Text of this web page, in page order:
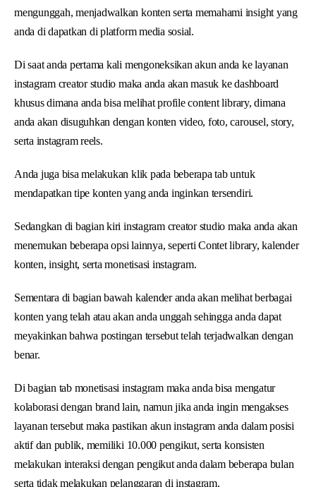
mengunggah, menjadwalkan konten serta memahami insight yang
anda di dapatkan di platform media sosial.
Di saat anda pertama kali mengoneksikan akun anda ke layanan
instagram creator studio maka anda akan masuk ke dashboard
khusus dimana anda bisa melihat profile content library, dimana
anda akan disuguhkan dengan konten video, foto, carousel, story,
serta instagram reels.
Anda juga bisa melakukan klik pada beberapa tab untuk
mendapatkan tipe konten yang anda inginkan tersendiri.
Sedangkan di bagian kiri instagram creator studio maka anda akan
menemukan beberapa opsi lainnya, seperti Contet library, kalender
konten, insight, serta monetisasi instagram.
Sementara di bagian bawah kalender anda akan melihat berbagai
konten yang telah atau akan anda unggah sehingga anda dapat
meyakinkan bahwa postingan tersebut telah terjadwalkan dengan
benar.
Di bagian tab monetisasi instagram maka anda bisa mengatur
kolaborasi dengan brand lain, namun jika anda ingin mengakses
layanan tersebut maka pastikan akun instagram anda dalam posisi
aktif dan publik, memiliki 10.000 pengikut, serta konsisten
melakukan interaksi dengan pengikut anda dalam beberapa bulan
serta tidak melakukan pelanggaran di instagram.